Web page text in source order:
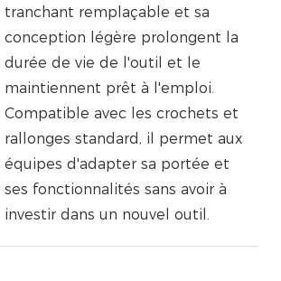
tranchant remplaçable et sa
conception légère prolongent la
durée de vie de l'outil et le
maintiennent prêt à l'emploi.
Compatible avec les crochets et
rallonges standard, il permet aux
équipes d'adapter sa portée et
ses fonctionnalités sans avoir à
investir dans un nouvel outil.